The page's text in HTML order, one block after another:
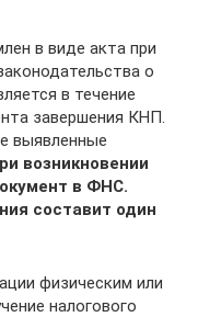
в виде акта при
о
в течение
завершения КНП.
выявленные
возникновении
в ФНС.
составит один
физическим или
налогового